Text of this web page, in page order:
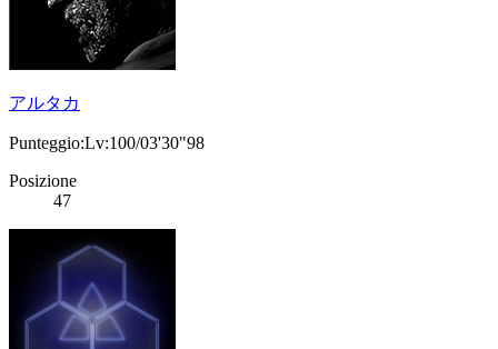
アルタカ
Punteggio:Lv:100/03'30"98
Posizione
47